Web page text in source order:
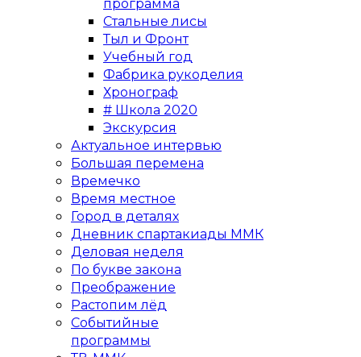
программа
Стальные лисы
Тыл и Фронт
Учебный год
Фабрика рукоделия
Хронограф
# Школа 2020
Экскурсия
Актуальное интервью
Большая перемена
Времечко
Время местное
Город в деталях
Дневник спартакиады ММК
Деловая неделя
По букве закона
Преображение
Растопим лёд
Событийные
программы